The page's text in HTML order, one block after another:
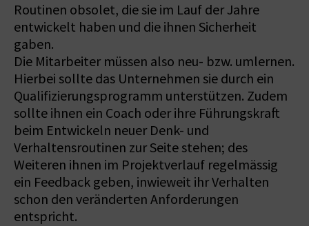
Routinen obsolet, die sie im Lauf der Jahre
entwickelt haben und die ihnen Sicherheit
gaben.
Die Mitarbeiter müssen also neu- bzw. umlernen.
Hierbei sollte das Unternehmen sie durch ein
Qualifizierungsprogramm unterstützen. Zudem
sollte ihnen ein Coach oder ihre Führungskraft
beim Entwickeln neuer Denk- und
Verhaltensroutinen zur Seite stehen; des
Weiteren ihnen im Projektverlauf regelmässig
ein Feedback geben, inwieweit ihr Verhalten
schon den veränderten Anforderungen
entspricht.